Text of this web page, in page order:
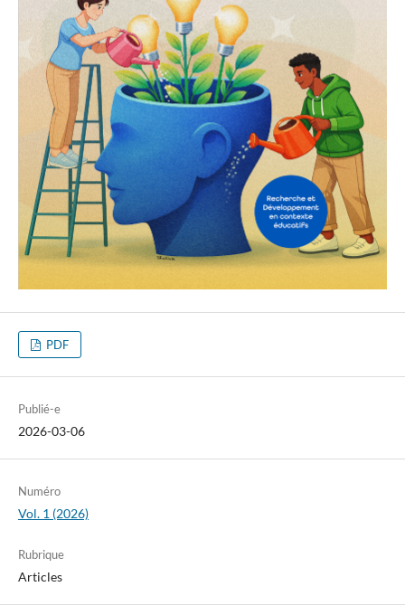
PDF
Publié-e
2026-03-06
Numéro
Vol. 1 (2026)
Rubrique
Articles